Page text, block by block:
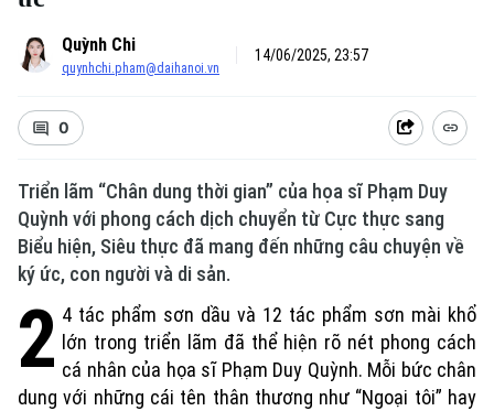
Quỳnh Chi
quynhchi.pham@daihanoi.vn
14/06/2025, 23:57
0
Triển lãm “Chân dung thời gian” của họa sĩ Phạm Duy
Quỳnh với phong cách dịch chuyển từ Cực thực sang
Biểu hiện, Siêu thực đã mang đến những câu chuyện về
ký ức, con người và di sản.
2 4 tác phẩm sơn dầu và 12 tác phẩm sơn mài khổ
lớn trong triển lãm đã thể hiện rõ nét phong cách
cá nhân của họa sĩ Phạm Duy Quỳnh. Mỗi bức chân
dung với những cái tên thân thương như “Ngoại tôi” hay